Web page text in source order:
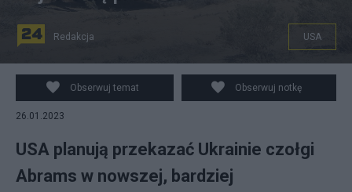
Ukraina otrzyma od USA czołgi Abrams w nowszej
wersji. (fot. Wikipedia)
Redakcja USA
Obserwuj temat Obserwuj notkę
26.01.2023
USA planują przekazać Ukrainie czołgi
Abrams w nowszej, bardziej